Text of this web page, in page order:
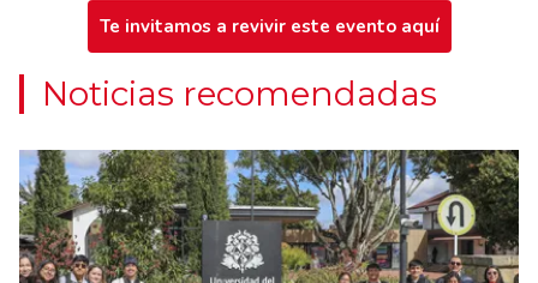
Te invitamos a revivir este evento aquí
Noticias recomendadas